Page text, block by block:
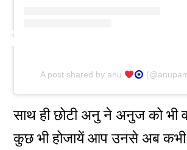
A post shared by anu
साथ ही छोटी अनु ने अनुज को भी
कुछ भी होजायें आप उनसे अब कभी